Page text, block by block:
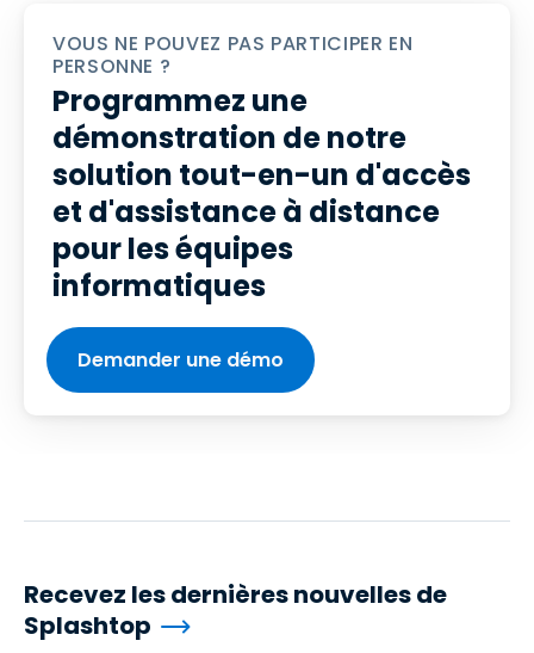
VOUS NE POUVEZ PAS PARTICIPER EN
PERSONNE ?
Programmez une
démonstration de notre
solution tout-en-un d'accès
et d'assistance à distance
pour les équipes
informatiques
Demander une démo
Recevez les dernières nouvelles de
Splashtop